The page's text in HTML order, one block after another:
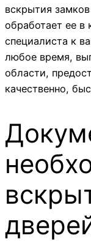
вскрытия
обработает ее в
специалиста к
любое время,
области,
качественно,